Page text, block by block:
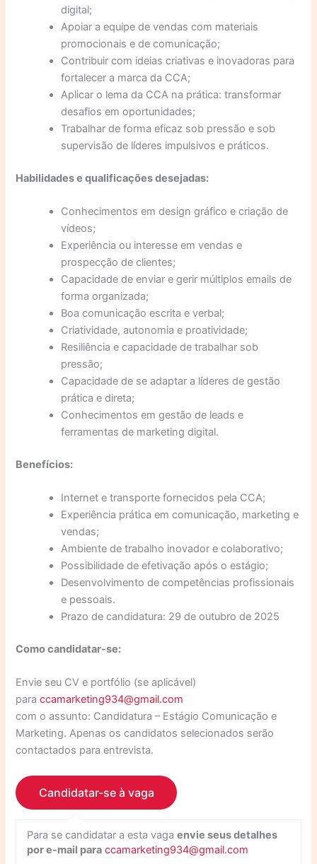
digital;
Apoiar a equipe de vendas com materiais
promocionais e de comunicação;
Contribuir com ideias criativas e inovadoras para
fortalecer a marca da CCA;
Aplicar o lema da CCA na prática: transformar
desafios em oportunidades;
Trabalhar de forma eficaz sob pressão e sob
supervisão de líderes impulsivos e práticos.
Habilidades e qualificações desejadas:
Conhecimentos em design gráfico e criação de
vídeos;
Experiência ou interesse em vendas e
prospecção de clientes;
Capacidade de enviar e gerir múltiplos emails de
forma organizada;
Boa comunicação escrita e verbal;
Criatividade, autonomia e proatividade;
Resiliência e capacidade de trabalhar sob
pressão;
Capacidade de se adaptar a líderes de gestão
prática e direta;
Conhecimentos em gestão de leads e
ferramentas de marketing digital.
Benefícios:
Internet e transporte fornecidos pela CCA;
Experiência prática em comunicação, marketing e
vendas;
Ambiente de trabalho inovador e colaborativo;
Possibilidade de efetivação após o estágio;
Desenvolvimento de competências profissionais
e pessoais.
Prazo de candidatura: 29 de outubro de 2025
Como candidatar-se:
Envie seu CV e portfólio (se aplicável)
paraccamarketing934@gmail.com
com o assunto: Candidatura – Estágio Comunicação e
Marketing. Apenas os candidatos selecionados serão
contactados para entrevista.
Para se candidatar a esta vagaenvie seus detalhes
por e-mail para ccamarketing934@gmail.com